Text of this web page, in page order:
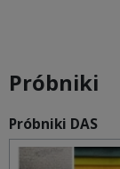
Próbniki
Próbniki DAS